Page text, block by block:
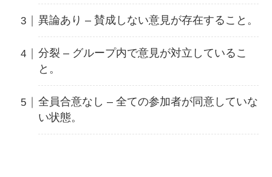
異論あり – 賛成しない意見が存在すること。
分裂 – グループ内で意見が対立しているこ
と。
全員合意なし – 全ての参加者が同意していな
い状態。